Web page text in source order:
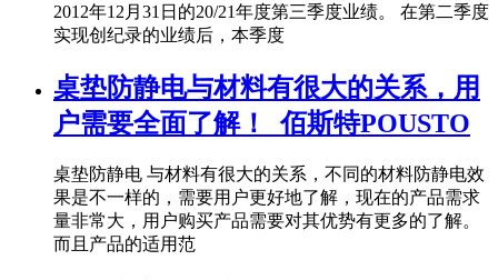
2012年12月31日的20/21年度第三季度业绩。 在第二季度
实现创纪录的业绩后，本季度
桌垫防静电与材料有很大的关系，用
户需要全面了解！_佰斯特POUSTO
桌垫防静电 与材料有很大的关系，不同的材料防静电效
果是不一样的，需要用户更好地了解，现在的产品需求
量非常大，用户购买产品需要对其优势有更多的了解。
而且产品的适用范